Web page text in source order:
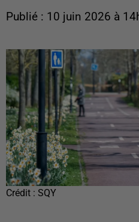
Publié : 10 juin 2026 à
Crédit : SQY